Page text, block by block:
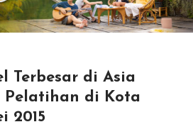
Terbesar di Asia
Pelatihan di Kota
2015